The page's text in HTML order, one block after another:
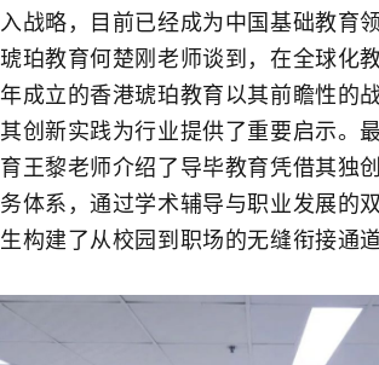
入战略，目前已经成为中国基础教育
琥珀教育何楚刚老师谈到，在全球化
年成立的香港琥珀教育以其前瞻性的
其创新实践为行业提供了重要启示。
育王黎老师介绍了导毕教育凭借其独
务体系，通过学术辅导与职业发展的
生构建了从校园到职场的无缝衔接通道